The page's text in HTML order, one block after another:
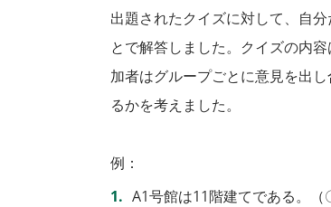
出題されたクイズに対して、自
とで解答しました。クイズの内
加者はグループごとに意見を出
るかを考えました。
例：
A1号館は11階建てである。（